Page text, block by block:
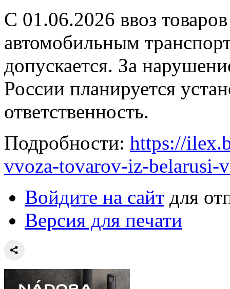
С 01.06.2026 ввоз
автомобильным
допускается. За
России планируется
ответственность.
Подробности: https://
vvoza-tovarov-iz-belarusi-
Войдите на сайт для
Версия для печати